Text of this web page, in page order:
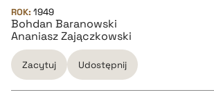
BIBTEX
pobierz cytat
ROK: 1949
Bohdan Baranowski
Ananiasz Zajączkowski
Zacytuj Udostępnij